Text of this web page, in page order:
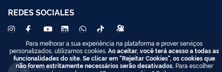
REDES SOCIALES
Acesso à
Para melhorar a sua experiência na plataforma e prover serviços
personalizados, utilizamos cookies. Ao aceitar, você terá acesso a todas as
funcionalidades do site. Se clicar em "Rejeitar Cookies", os cookies que
não forem estritamente necessários serão desativados. Para escolher